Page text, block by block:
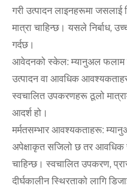
गरी उत्पादन लाइनहरूमा जसलाई
मात्रा चाहिन्छ। यसले निर्बाध,
गर्दछ।
आवेदनको स्केल: म्यानुअल फलाम
उत्पादन वा आवधिक
स्वचालित उपकरणहरू ठूलो
आदर्श हो।
मर्मतसम्भार आवश्यकताहरू:
अपेक्षाकृत सजिलो छ तर आवधिक
चाहिन्छ। स्वचालित उपकरण,
दीर्घकालीन स्थिरताको लागि